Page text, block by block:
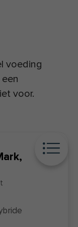
voeding
voor.